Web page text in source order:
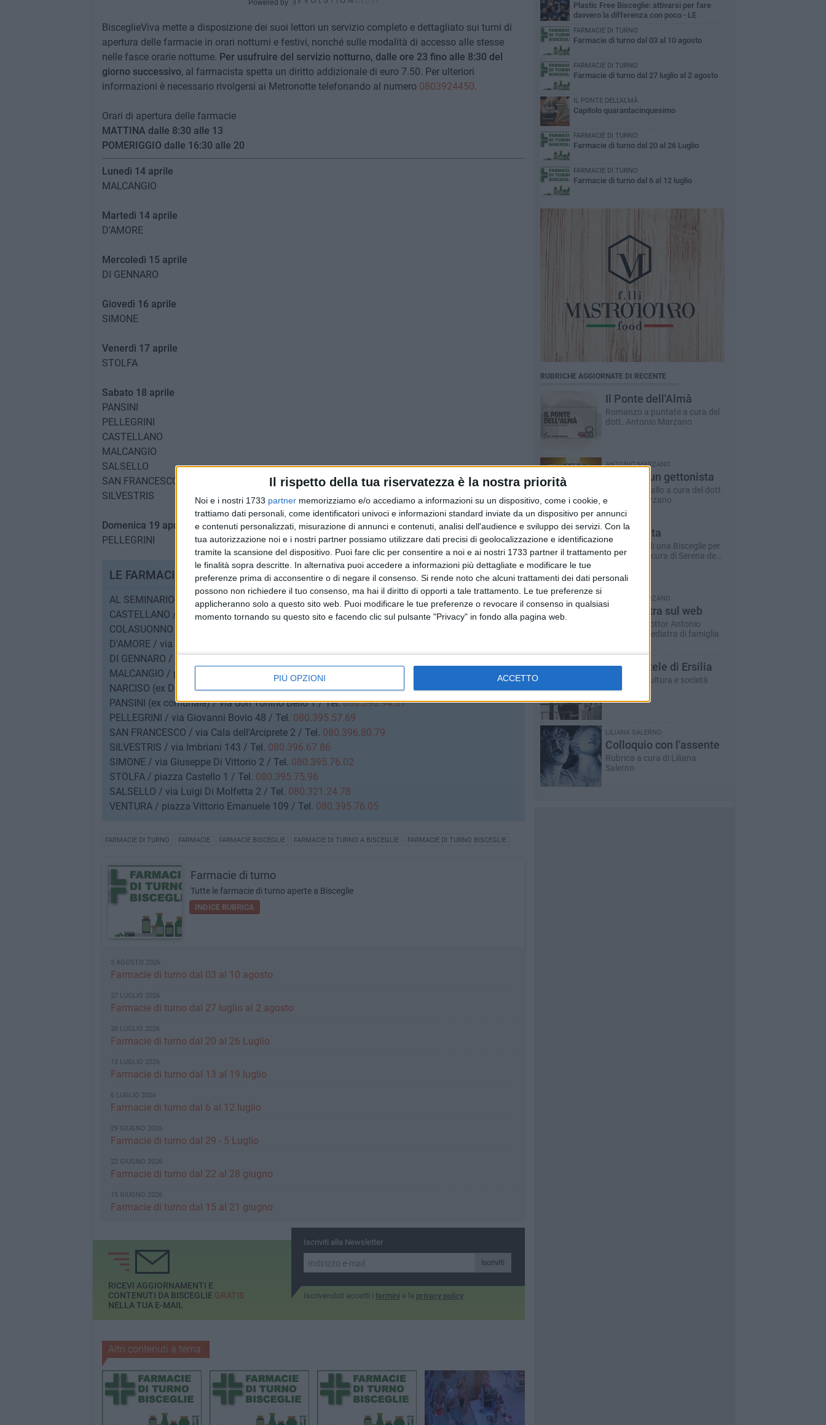
Il rispetto della tua riservatezza è la nostra priorità
Noi e i nostri 1733 partner memorizziamo e/o accediamo a informazioni su un dispositivo, come i cookie, e
trattiamo dati personali, come identificatori univoci e informazioni standard inviate da un dispositivo per annunci
e contenuti personalizzati, misurazione di annunci e contenuti, analisi dell'audience e sviluppo dei servizi. Con la
tua autorizzazione noi e i nostri partner possiamo utilizzare dati precisi di geolocalizzazione e identificazione
tramite la scansione del dispositivo. Puoi fare clic per consentire a noi e ai nostri 1733 partner il trattamento per
le finalità sopra descritte. In alternativa puoi accedere a informazioni più dettagliate e modificare le tue
preferenze prima di acconsentire o di negare il consenso. Si rende noto che alcuni trattamenti dei dati personali
possono non richiedere il tuo consenso, ma hai il diritto di opporti a tale trattamento. Le tue preferenze si
applicheranno solo a questo sito web. Puoi modificare le tue preferenze o revocare il consenso in qualsiasi
momento tornando su questo sito e facendo clic sul pulsante "Privacy" in fondo alla pagina web.
PIÙ OPZIONI ACCETTO
Powered by
BisceglieViva mette a disposizione dei suoi lettori un servizio completo e dettagliato sui turni di
apertura delle farmacie in orari notturni e festivi, nonché sulle modalità di accesso alle stesse
nelle fasce orarie notturne. Per usufruire del servizio notturno, dalle ore 23 fino alle 8:30 del
giorno successivo, al farmacista spetta un diritto addizionale di euro 7.50. Per ulteriori
informazioni è necessario rivolgersi ai Metronotte telefonando al numero 0803924450.
Orari di apertura delle farmacie
MATTINA dalle 8:30 alle 13
POMERIGGIO dalle 16:30 alle 20
Lunedì 14 aprile
MALCANGIO
Martedì 14 aprile
D'AMORE
Mercoledì 15 aprile
DI GENNARO
Giovedì 16 aprile
SIMONE
Venerdì 17 aprile
STOLFA
Sabato 18 aprile
PANSINI
PELLEGRINI
CASTELLANO
MALCANGIO
SALSELLO
SAN FRANCESCO
SILVESTRIS
Domenica 19 aprile
PELLEGRINI
LE FARMACIE DI BISCEGLIE
AL SEMINARIO / viale Vincenzo Calace 54 / Tel.080.396.82.16
CASTELLANO / piazza Vittorio Emanuele 7 / Tel.080.392.14.48
COLASUONNO / via Giuseppe Mazzini 1 / Tel.
D'AMORE / via Giuseppe di Vittorio 158 / Tel.
DI GENNARO / via Lamaveta 66 / Tel.080.392.13.66/080.396.63.277
MALCANGIO / piazza Vittorio Emanuele 37 / Tel.080.396.80.75
NARCISO (ex Detoni) / via della Repubblica 2 / Tel.080.395.77.00
PANSINI (ex comunale) / via don Tonino Bello 1 / Tel.080.396.94.31
PELLEGRINI / via Giovanni Bovio 48 / Tel. 080.395.57.69
SAN FRANCESCO / via Cala dell'Arciprete 2 / Tel. 080.396.80.79
SILVESTRIS / via Imbriani 143 / Tel. 080.396.67.86
SIMONE / via Giuseppe Di Vittorio 2 / Tel. 080.395.76.02
STOLFA / piazza Castello 1 / Tel. 080.395.75.96
SALSELLO / via Luigi Di Molfetta 2 / Tel. 080.321.24.78
VENTURA / piazza Vittorio Emanuele 109 / Tel. 080.395.76.05
FARMACIE DI TURNO FARMACIE FARMACIE BISCEGLIE FARMACIE DI TURNO A BISCEGLIE FARMACIE DI TURNO BISCEGLIE
Farmacie di turno
Tutte le farmacie di turno aperte a Bisceglie
INDICE RUBRICA
3 AGOSTO 2026
Farmacie di turno dal 03 al 10 agosto
27 LUGLIO 2026
Farmacie di turno dal 27 luglio al 2 agosto
20 LUGLIO 2026
Farmacie di turno dal 20 al 26 Luglio
13 LUGLIO 2026
Farmacie di turno dal 13 al 19 luglio
6 LUGLIO 2026
Farmacie di turno dal 6 al 12 luglio
29 GIUGNO 2026
Farmacie di turno dal 29 - 5 Luglio
22 GIUGNO 2026
Farmacie di turno dal 22 al 28 giugno
15 GIUGNO 2026
Farmacie di turno dal 15 al 21 giugno
Iscriviti alla Newsletter
Iscriviti
Iscrivendoti accetti i termini e la privacy policy
RICEVI AGGIORNAMENTI E
CONTENUTI DA BISCEGLIE GRATIS
NELLA TUA E-MAIL
Altri contenuti a tema
Plastic Free Bisceglie: attivarsi per fare
davvero la differenza con poco - LE
FARMACIE DI TURNO
Farmacie di turno dal 03 al 10 agosto
FARMACIE DI TURNO
Farmacie di turno dal 27 luglio al 2 agosto
IL PONTE DELL'ALMÀ
Capitolo quarantacinquesimo
FARMACIE DI TURNO
Farmacie di turno dal 20 al 26 Luglio
FARMACIE DI TURNO
Farmacie di turno dal 6 al 12 luglio
RUBRICHE AGGIORNATE DI RECENTE
Il Ponte dell'Almà
Romanzo a puntate a cura del
dott. Antonio Marzano
ANTONIO MARZANO
Morte di un gettonista
Racconto giallo a cura del dott.
Antonio Marzano
Dare la vita
Il racconto di una Bisceglie per
il Sociale - a cura di Serena de
ANTONIO MARZANO
Un pediatra sul web
A cura del dottor Antonio
Marzano - pediatra di famiglia
Le ragnatele di Ersilia
Rubrica di cultura e società
LILIANA SALERNO
Colloquio con l'assente
Rubrica a cura di Liliana
Salerno